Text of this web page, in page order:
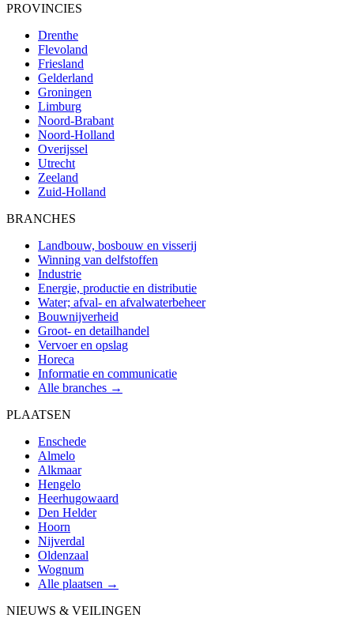
PROVINCIES
Drenthe
Flevoland
Friesland
Gelderland
Groningen
Limburg
Noord-Brabant
Noord-Holland
Overijssel
Utrecht
Zeeland
Zuid-Holland
BRANCHES
Landbouw, bosbouw en visserij
Winning van delfstoffen
Industrie
Energie, productie en distributie
Water; afval- en afvalwaterbeheer
Bouwnijverheid
Groot- en detailhandel
Vervoer en opslag
Horeca
Informatie en communicatie
Alle branches →
PLAATSEN
Enschede
Almelo
Alkmaar
Hengelo
Heerhugowaard
Den Helder
Hoorn
Nijverdal
Oldenzaal
Wognum
Alle plaatsen →
NIEUWS & VEILINGEN